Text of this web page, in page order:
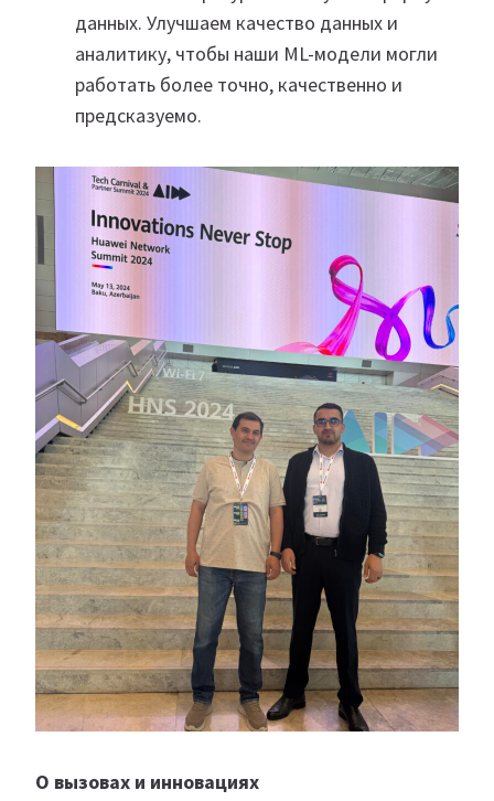
данных. Улучшаем качество данных и
аналитику, чтобы наши ML-модели могли
работать более точно, качественно и
предсказуемо.
О вызовах и инновациях